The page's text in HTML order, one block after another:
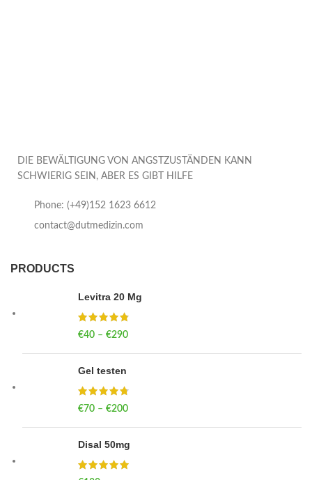
DIE BEWÄLTIGUNG VON ANGSTZUSTÄNDEN KANN
SCHWIERIG SEIN, ABER ES GIBT HILFE
Phone: (+49)152 1623 6612
contact@dutmedizin.com
PRODUCTS
Levitra 20 Mg
€40 – €290
Gel testen
€70 – €200
Disal 50mg